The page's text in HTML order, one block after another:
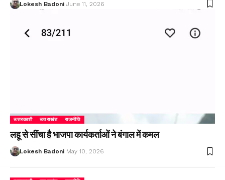
Lokesh Badoni June 11, 2026
उत्तरकाशी उत्तराखंड राजनीति
लहू से सींचा है भाजपा कार्यकर्ताओं ने बंगाल में कमल
Lokesh Badoni May 10, 2026